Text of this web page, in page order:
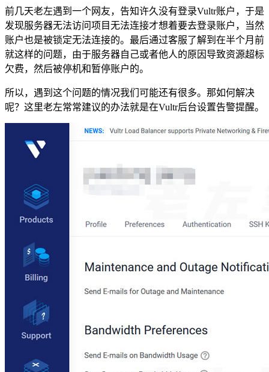
前几天老左遇到一个网友，告知许久没有登录Vultr账户，于是
发现服务器无法访问项目无法连接才想着要去登录账户，当然
账户也是被锁定无法连接的。最后通过客服了解到在半个月前
就这样的问题，由于服务器自己或者他人的原因导致资源超标
欠费，然后被停机和暂停账户的。
所以，遇到这个问题的情况我们可能还有很多。那如何解决
呢？这里老左常常建议的办法就是在Vultr后台设置告警提醒。